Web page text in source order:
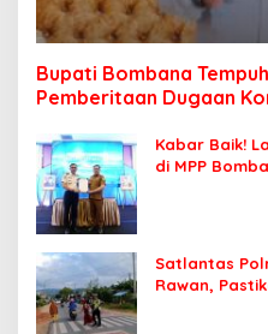
Bupati Bombana
Pemberitaan Dugaan
Kabar Baik!
di MPP
Satlantas
Rawan,